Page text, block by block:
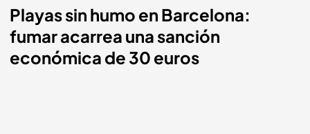
Playas sin humo en Barcelona:
fumar acarrea una sanción
económica de 30 euros